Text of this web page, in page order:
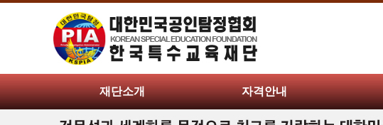
재단소개 자격안내